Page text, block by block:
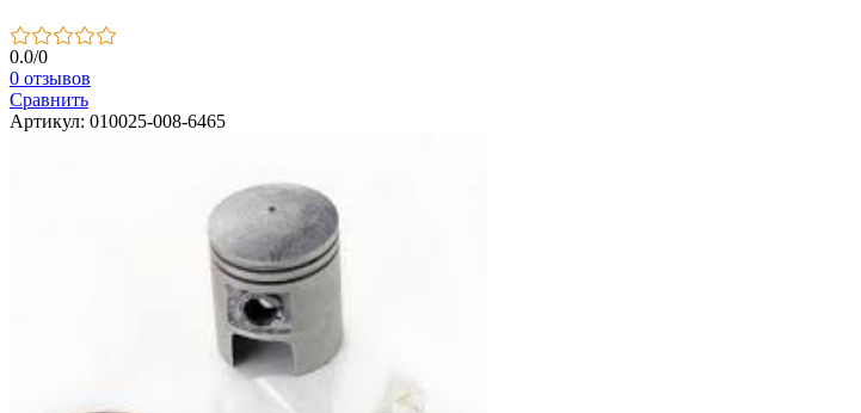
0.0/0
0 отзывов
Сравнить
Артикул: 010025-008-6465